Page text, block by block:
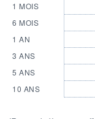
1 MOIS
6 MOIS
1 AN
3 ANS
5 ANS
10 ANS